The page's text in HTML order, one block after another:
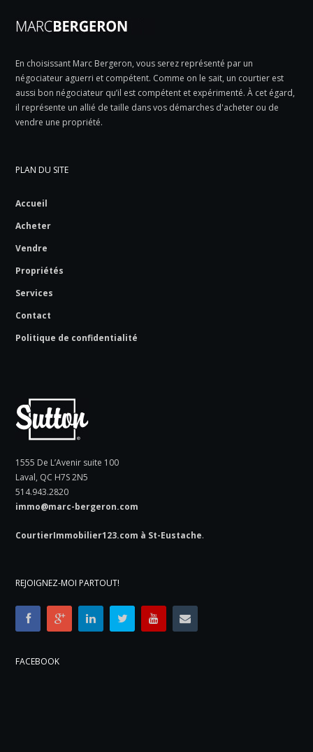
En choisissant Marc Bergeron, vous serez représenté par un
négociateur aguerri et compétent. Comme on le sait, un courtier est
aussi bon négociateur qu’il est compétent et expérimenté. À cet égard,
il représente un allié de taille dans vos démarches d'acheter ou de
vendre une propriété.
PLAN DU SITE
Accueil
Acheter
Vendre
Propriétés
Services
Contact
Politique de confidentialité
1555 De L’Avenir suite 100
Laval, QC H7S 2N5
514.943.2820
immo@marc-bergeron.com
CourtierImmobilier123.com à St-Eustache.
REJOIGNEZ-MOI PARTOUT!
FACEBOOK